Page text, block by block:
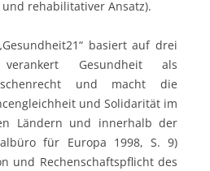
rehabilitativer Ansatz).
basiert auf drei
Gesundheit als
und macht die
und Solidarität im
Ländern und innerhalb der
für Europa 1998, S. 9)
und Rechenschaftspflicht des